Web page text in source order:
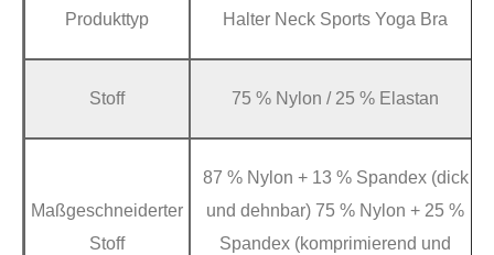
Produkttyp Halter Neck Sports Yoga Bra
Stoff 75 % Nylon / 25 % Elastan
Maßgeschneiderter
Stoff
87 % Nylon + 13 % Spandex (dick
und dehnbar) 75 % Nylon + 25 %
Spandex (komprimierend und